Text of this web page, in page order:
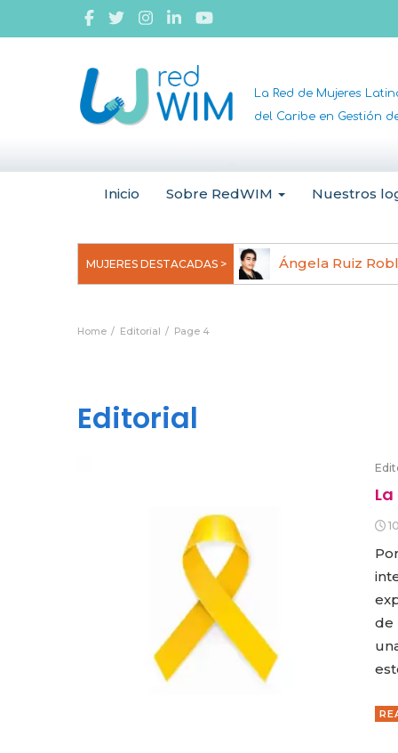
La Red de Mujeres
del Caribe en Gestión
Inicio Sobre RedWIM Nuestros
MUJERES DESTACADAS >
Uchegbu, pionera en
Ángela Ruiz
Home Editorial Page 4
Editorial
de